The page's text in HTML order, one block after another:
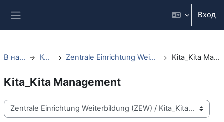
Вход
В начало Курсы Zentrale Einrichtung Weiterbildung (ZEW) Kita_Kita Management
Kita_Kita Management
Категории курсов